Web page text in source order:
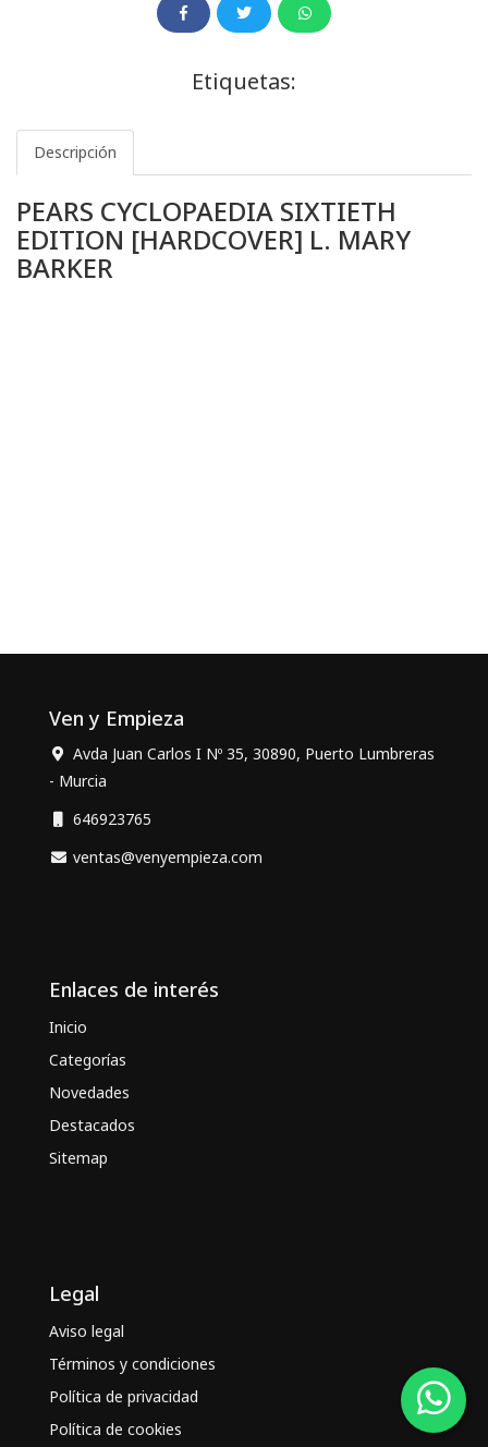
Etiquetas:
Descripción
PEARS CYCLOPAEDIA SIXTIETH
EDITION [HARDCOVER] L. MARY
BARKER
Ven y Empieza
Avda Juan Carlos I Nº 35, 30890, Puerto Lumbreras
- Murcia
646923765
ventas@venyempieza.com
Enlaces de interés
Inicio
Categorías
Novedades
Destacados
Sitemap
Legal
Aviso legal
Términos y condiciones
Política de privacidad
Política de cookies